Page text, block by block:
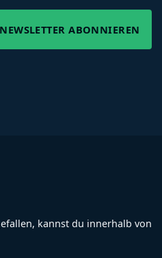
NEWSLETTER ABONNIEREN
kannst du innerhalb von